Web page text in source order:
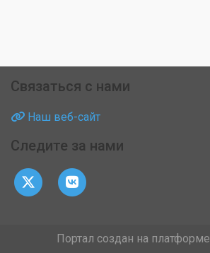
Связаться с нами
Наш веб-сайт
Следите за нами
Портал создан на платформе